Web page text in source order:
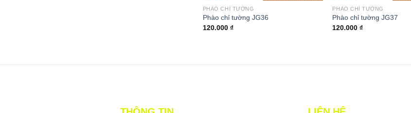
PHÀO CHỈ TƯỜNG
Phào chỉ tường JG36
120.000 ₫
PHÀO CHỈ TƯỜNG
Phào chỉ tường JG37
120.000₫